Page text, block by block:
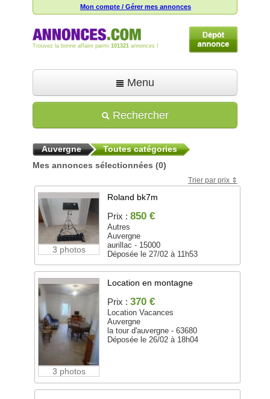
Mon compte / Gérer mes annonces
Trouvez la bonne affaire parmi 101321 annonces !
Menu
Déposer une annonce
Toutes les annonces
Aide
Rechercher
Auvergne
Toutes catégories
Mes annonces sélectionnées (0)
Trier par prix
3 photos
Roland bk7m
Prix : 850 €
Autres
Auvergne
aurillac - 15000
Déposée le 27/02 à 11h53
3 photos
Location en montagne
Prix : 370 €
Location Vacances
Auvergne
la tour d'auvergne - 63680
Déposée le 26/02 à 18h04